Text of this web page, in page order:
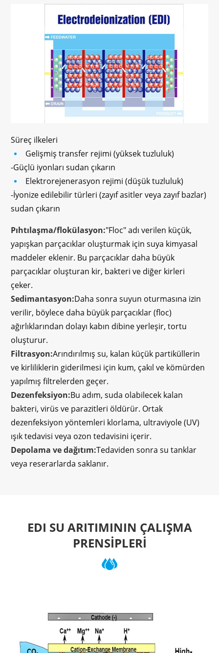
Süreç ilkeleri
Gelişmiş transfer rejimi (yüksek tuzluluk)
-Güçlü iyonları sudan çıkarın
Elektrorejenerasyon rejimi (düşük tuzluluk)
-İyonize edilebilir türleri (zayıf asitler veya zayıf bazlar)
sudan çıkarın
Pıhtılaşma/flokülasyon:"Floc" adı verilen küçük,
yapışkan parçacıklar oluşturmak için suya kimyasal
maddeler eklenir. Bu parçacıklar daha büyük
parçacıklar oluşturan kir, bakteri ve diğer kirleri
çeker.
Sedimantasyon:Daha sonra suyun oturmasına izin
verilir, böylece daha büyük parçacıklar (floc)
ağırlıklarından dolayı kabın dibine yerleşir, tortu
oluşturur.
Filtrasyon:Arındırılmış su, kalan küçük partiküllerin
ve kirliliklerin giderilmesi için kum, çakıl ve kömürden
yapılmış filtrelerden geçer.
Dezenfeksiyon:Bu adım, suda olabilecek kalan
bakteri, virüs ve parazitleri öldürür. Ortak
dezenfeksiyon yöntemleri klorlama, ultraviyole (UV)
ışık tedavisi veya ozon tedavisini içerir.
Depolama ve dağıtım:Tedaviden sonra su tanklar
veya reserarlarda saklanır.
EDI SU ARITIMININ ÇALIŞMA
PRENSIPLERI